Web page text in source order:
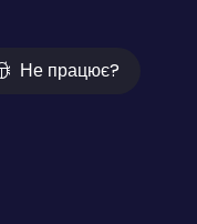
Не працює?